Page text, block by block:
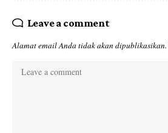
Leave a comment
Alamat email Anda tidak akan dipublikasikan.